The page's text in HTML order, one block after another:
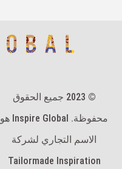
© 2023 جميع الحقوق
محفوظة. Inspire Global هو
الاسم التجاري لشركة
Tailormade Inspiration